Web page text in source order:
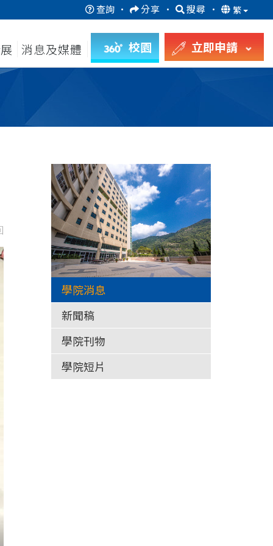
查詢 · 分享 · 搜尋 · 繁
消息及媒體 校園 立即申請
學院消息
新聞稿
學院刊物
學院短片